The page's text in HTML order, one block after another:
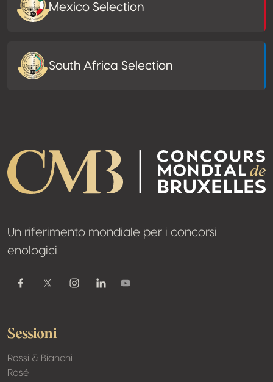
Mexico Selection
South Africa Selection
Un riferimento mondiale per i concorsi
enologici
FacebookTwitter / XInstagramLinkedinYoutube
Sessioni
Rossi & Bianchi
Rosé